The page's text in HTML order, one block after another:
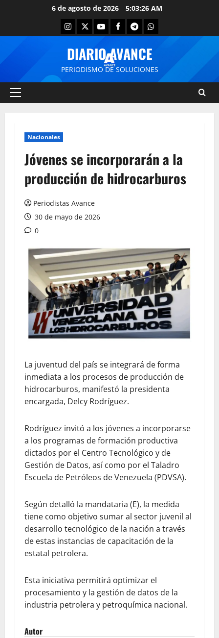
6 de agosto de 2026 5:03:26 AM
DIARIO AVANCE
PERIODISMO DE SOLUCIONES
Nacionales
Jóvenes se incorporarán a la
producción de hidrocarburos
Periodistas Avance
30 de mayo de 2026
0
La juventud del país se integrará de forma
inmediata a los procesos de producción de
hidrocarburos, manifestó la presidenta
encargada, Delcy Rodríguez.
Rodríguez invitó a los jóvenes a incorporarse
a los programas de formación productiva
dictados por el Centro Tecnológico y de
Gestión de Datos, así como por el Taladro
Escuela de Petróleos de Venezuela (PDVSA).
Según detalló la mandataria (E), la medida
tiene como objetivo sumar al sector juvenil al
desarrollo tecnológico de la nación a través
de estas instancias de capacitación de la
estatal petrolera.
Esta iniciativa permitirá optimizar el
procesamiento y la gestión de datos de la
industria petrolera y petroquímica nacional.
Autor